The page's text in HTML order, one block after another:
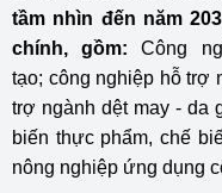
tầm nhìn đến năm
chính, gồm: Công
tạo; công nghiệp hỗ trợ
trợ ngành dệt may - da
biến thực phẩm, chế
nông nghiệp ứng dụng